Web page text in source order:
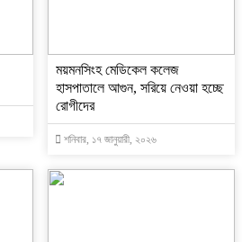
ময়মনসিংহ মেডিকেল কলেজ
হাসপাতালে আগুন, সরিয়ে নেওয়া হচ্ছে
রোগীদের
শনিবার, ১৭ জানুয়ারী, ২০২৬